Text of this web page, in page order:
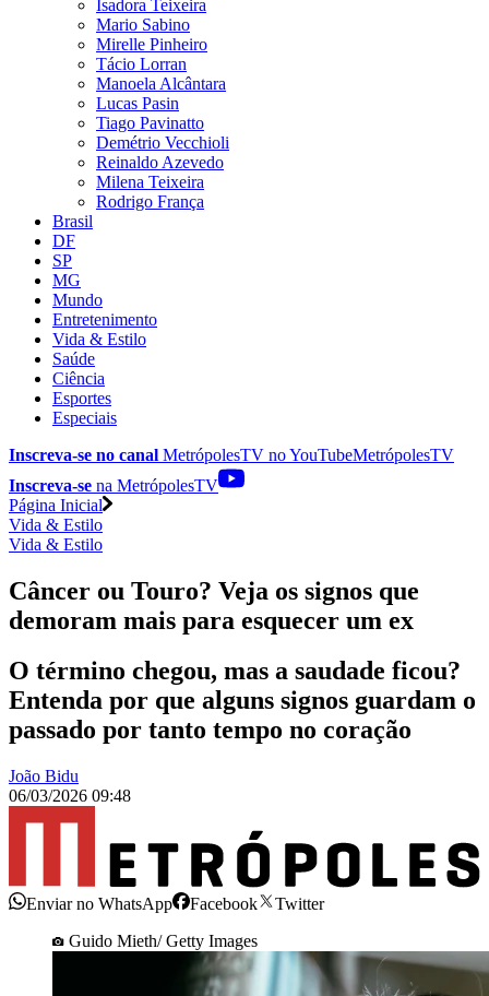
Isadora Teixeira
Mario Sabino
Mirelle Pinheiro
Tácio Lorran
Manoela Alcântara
Lucas Pasin
Tiago Pavinatto
Demétrio Vecchioli
Reinaldo Azevedo
Milena Teixeira
Rodrigo França
Brasil
DF
SP
MG
Mundo
Entretenimento
Vida & Estilo
Saúde
Ciência
Esportes
Especiais
Inscreva-se no canal MetrópolesTV noYouTubeMetrópolesTV
Inscreva-se na MetrópolesTV
Página Inicial
Vida & Estilo
Vida & Estilo
Câncer ou Touro? Veja os signos que
demoram mais para esquecer um ex
O término chegou, mas a saudade ficou?
Entenda por que alguns signos guardam o
passado por tanto tempo no coração
João Bidu
06/03/2026 09:48
Enviar no WhatsApp Facebook
Twitter
Guido Mieth/ Getty Images